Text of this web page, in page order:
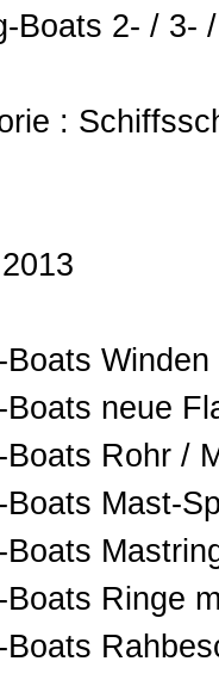
Boats 2- / 3-
:
Boats
Boats neue
Boats Rohr /
Boats Mast-
Boats
Boats Ringe
Boats